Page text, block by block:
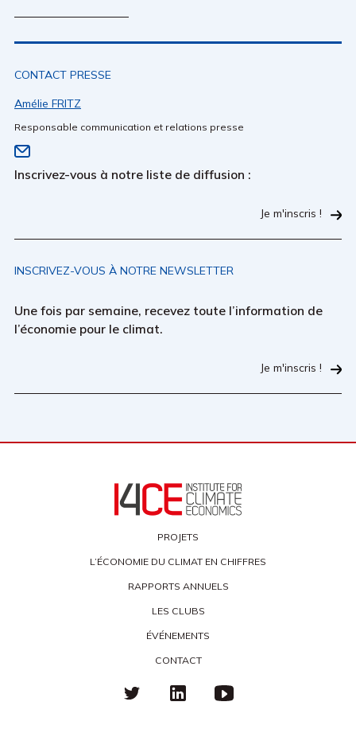
CONTACT PRESSE
Amélie FRITZ
Responsable communication et relations presse
Inscrivez-vous à notre liste de diffusion :
Je m'inscris !
INSCRIVEZ-VOUS À NOTRE NEWSLETTER
Une fois par semaine, recevez toute l’information de
l’économie pour le climat.
Je m'inscris !
PROJETS
L’ÉCONOMIE DU CLIMAT EN CHIFFRES
RAPPORTS ANNUELS
LES CLUBS
ÉVÉNEMENTS
CONTACT